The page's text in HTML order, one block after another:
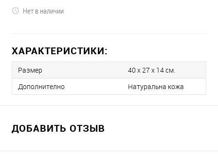
Нет в наличии
ХАРАКТЕРИСТИКИ:
Размер
40 x 27 x 14 см.
Дополнително
Натуральна кожа
ДОБАВИТЬ ОТЗЫВ